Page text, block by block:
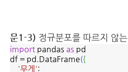
문1-3) 정규분포를 따르지 않
import pandas as pd
df = pd.DataFrame({
'무게':